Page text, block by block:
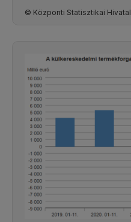
© Központi Statisztikai Hivatal